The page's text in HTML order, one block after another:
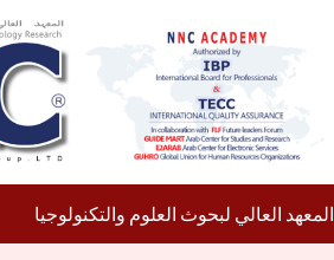
المعهد العالي لبحوث العلوم والتكنولوجيا